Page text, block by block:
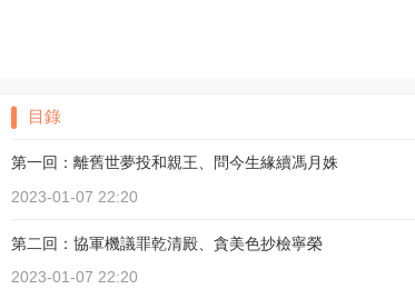
目錄
第一回：離舊世夢投和親王、問今生緣續馮月姝
2023-01-07 22:20
第二回：協軍機議罪乾清殿、貪美色抄檢寧榮
2023-01-07 22:20